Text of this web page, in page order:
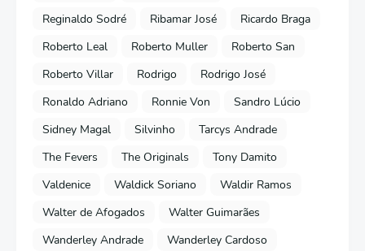
Reginaldo Sodré
Ribamar José
Ricardo Braga
Roberto Leal
Roberto Muller
Roberto San
Roberto Villar
Rodrigo
Rodrigo José
Ronaldo Adriano
Ronnie Von
Sandro Lúcio
Sidney Magal
Silvinho
Tarcys Andrade
The Fevers
The Originals
Tony Damito
Valdenice
Waldick Soriano
Waldir Ramos
Walter de Afogados
Walter Guimarães
Wanderley Andrade
Wanderley Cardoso